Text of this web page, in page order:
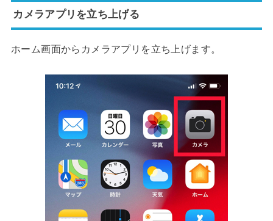
カメラアプリを立ち上げる
ホーム画面からカメラアプリを立ち上げます。